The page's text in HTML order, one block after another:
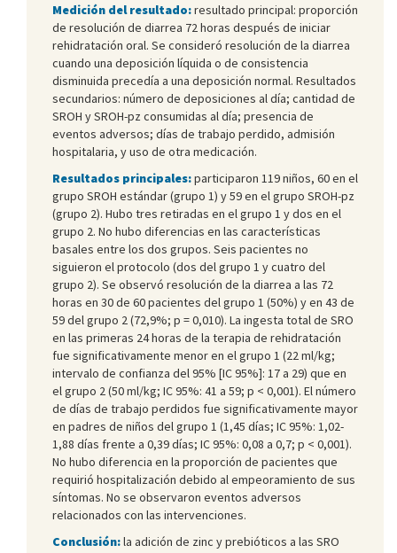
Medición del resultado:resultado principal: proporción
de resolución de diarrea 72 horas después de iniciar
rehidratación oral. Se consideró resolución de la diarrea
cuando una deposición líquida o de consistencia
disminuida precedía a una deposición normal. Resultados
secundarios: número de deposiciones al día; cantidad de
SROH y SROH-pz consumidas al día; presencia de
eventos adversos; días de trabajo perdido, admisión
hospitalaria, y uso de otra medicación.
Resultados principales:participaron 119 niños, 60 en el
grupo SROH estándar (grupo 1) y 59 en el grupo SROH-pz
(grupo 2). Hubo tres retiradas en el grupo 1 y dos en el
grupo 2. No hubo diferencias en las características
basales entre los dos grupos. Seis pacientes no
siguieron el protocolo (dos del grupo 1 y cuatro del
grupo 2). Se observó resolución de la diarrea a las 72
horas en 30 de 60 pacientes del grupo 1 (50%) y en 43 de
59 del grupo 2 (72,9%; p = 0,010). La ingesta total de SRO
en las primeras 24 horas de la terapia de rehidratación
fue significativamente menor en el grupo 1 (22 ml/kg;
intervalo de confianza del 95% [IC 95%]: 17 a 29) que en
el grupo 2 (50 ml/kg; IC 95%: 41 a 59; p < 0,001). El número
de días de trabajo perdidos fue significativamente mayor
en padres de niños del grupo 1 (1,45 días; IC 95%: 1,02-
1,88 días frente a 0,39 días; IC 95%: 0,08 a 0,7; p < 0,001).
No hubo diferencia en la proporción de pacientes que
requirió hospitalización debido al empeoramiento de sus
síntomas. No se observaron eventos adversos
relacionados con las intervenciones.
Conclusión:la adición de zinc y prebióticos a las SRO